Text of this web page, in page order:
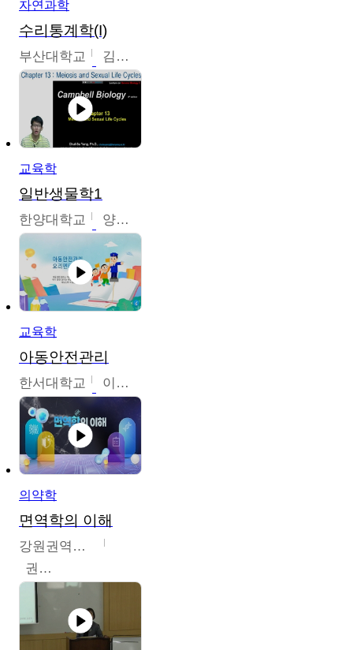
자연과학
수리통계학(I)
부산대학교 김충락
교육학
일반생물학1
한양대학교 양철수
교육학
아동안전관리
한서대학교 이태연
의약학
면역학의 이해
강원권역센터
권보인